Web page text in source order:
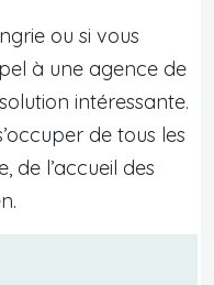
ou si vous
à une agence de
intéressante.
de tous les
de l’accueil des